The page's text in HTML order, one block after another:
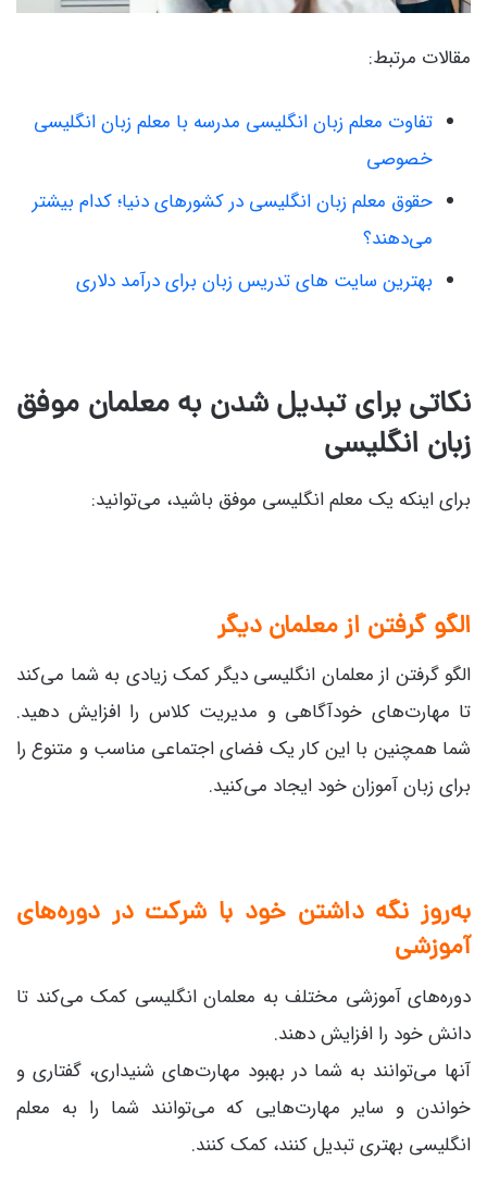
مقالات مرتبط:
تفاوت معلم زبان انگلیسی مدرسه با معلم زبان انگلیسی
خصوصی
حقوق معلم زبان انگلیسی در کشورهای دنیا؛ کدام بیشتر
می‌دهند؟
بهترین سایت های تدریس زبان برای درآمد دلاری
نکاتی برای تبدیل شدن به معلمان موفق
زبان انگلیسی
برای اینکه یک معلم انگلیسی موفق باشید، می‌توانید:
الگو گرفتن از معلمان دیگر
الگو گرفتن از معلمان انگلیسی دیگر کمک زیادی به شما می‌کند
تا مهارت‌های خودآگاهی و مدیریت کلاس را افزایش دهید.
شما همچنین با این کار یک فضای اجتماعی مناسب و متنوع را
برای زبان آموزان خود ایجاد می‌کنید.
به‌روز نگه داشتن خود با شرکت در دوره‌های
آموزشی
دوره‌های آموزشی مختلف به معلمان انگلیسی کمک می‌کند تا
دانش خود را افزایش دهند.
آنها می‌توانند به شما در بهبود مهارت‌های شنیداری، گفتاری و
خواندن و سایر مهارت‌هایی که می‌توانند شما را به معلم
انگلیسی بهتری تبدیل کنند، کمک کنند.